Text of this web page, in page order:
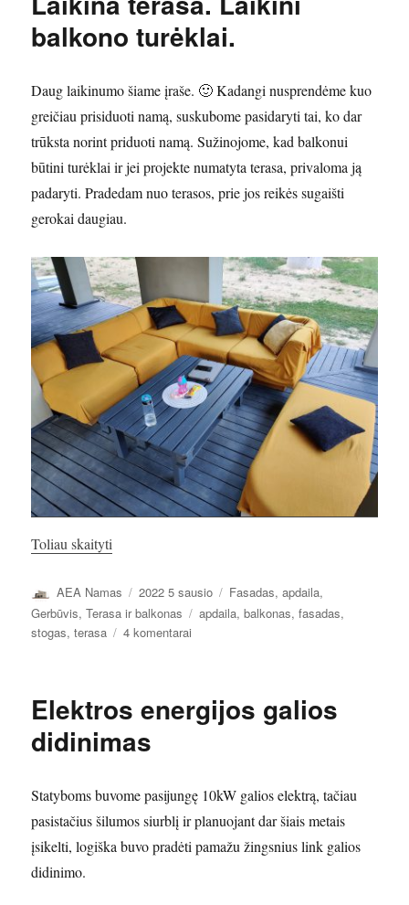
balkono turėklai.
Daug laikinumo šiame įraše. 🙂 Kadangi nusprendėme kuo
greičiau prisiduoti namą, suskubome pasidaryti tai, ko dar
trūksta norint priduoti namą. Sužinojome, kad balkonui
būtini turėklai ir jei projekte numatyta terasa, privaloma ją
padaryti. Pradedam nuo terasos, prie jos reikės sugaišti
gerokai daugiau.
Toliau skaityti
Autorius
AEA Namas Paskelbta
2022 5 sausio Kategorijos
Fasadas, apdaila,
Gerbūvis,Terasa ir balkonas Žymos
apdaila,balkonas,fasadas,
stogas,terasa 4 komentarai
balkono
turėklai.
Elektros energijos galios
didinimas
Statyboms buvome pasijungę 10kW galios elektrą, tačiau
pasistačius šilumos siurblį ir planuojant dar šiais metais
įsikelti, logiška buvo pradėti pamažu žingsnius link galios
didinimo.